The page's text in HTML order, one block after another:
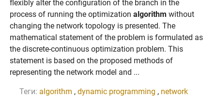
flexibly alter the configuration of the branch in the
process of running the optimization algorithm without
changing the network topology is presented. The
mathematical statement of the problem is formulated as
the discrete-continuous optimization problem. This
statement is based on the proposed methods of
representing the network model and ...
Теги: algorithm , dynamic programming , network